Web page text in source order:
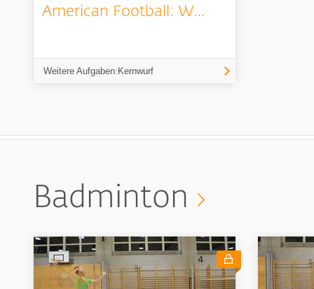
American Football: W...
Weitere Aufgaben:Kernwurf
Badminton